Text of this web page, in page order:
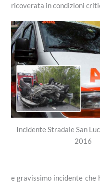
ricoverata in condizioni
Incidente Stradale San
2016
e gravissimo incidente